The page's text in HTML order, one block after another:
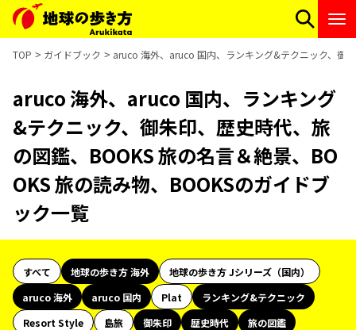
TOP ガイドブック aruco 海外、aruco 国内、ランキング&テクニック、御
aruco 海外、aruco 国内、ランキング
&テクニック、御朱印、歴史時代、旅
の図鑑、BOOKS 旅の名言＆絶景、BO
OKS 旅の読み物、BOOKSのガイドブ
ック一覧
すべて 地球の歩き方 海外
地球の歩き方 Jシリーズ（国内）
aruco 海外
aruco 国内 Plat
ランキング&テクニック
Resort Style
島旅 御朱印 歴史時代
旅の図鑑